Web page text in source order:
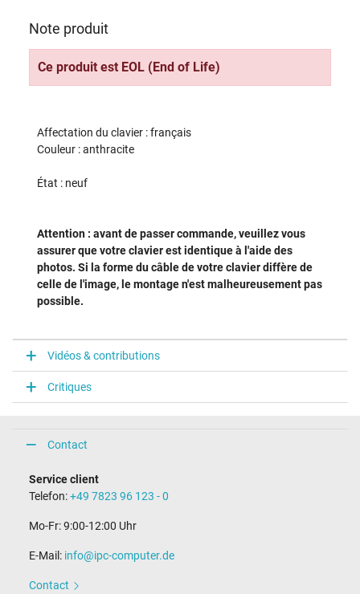
Note produit
Ce produit est EOL (End of Life)
Affectation du clavier : français
Couleur : anthracite
État : neuf
Attention : avant de passer commande, veuillez vous
assurer que votre clavier est identique à l'aide des
photos. Si la forme du câble de votre clavier diffère de
celle de l'image, le montage n'est malheureusement pas
possible.
Vidéos & contributions
Critiques
Contact
Service client
Telefon:+49 7823 96 123 - 0
Mo-Fr: 9:00-12:00 Uhr
E-Mail: info@ipc-computer.de
Contact